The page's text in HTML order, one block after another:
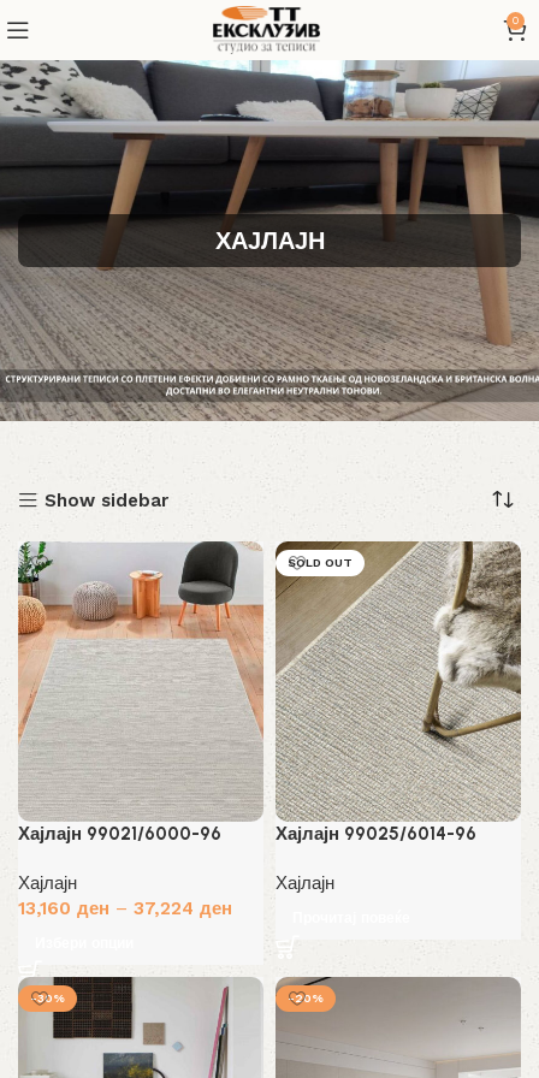
0
ХАЈЛАЈН
Show sidebar
Хајлајн 99021/6000-96
Хајлајн
13,160 ден – 37,224 ден
SOLD OUT
Хајлајн 99025/6014-96
Хајлајн
-30% -20%